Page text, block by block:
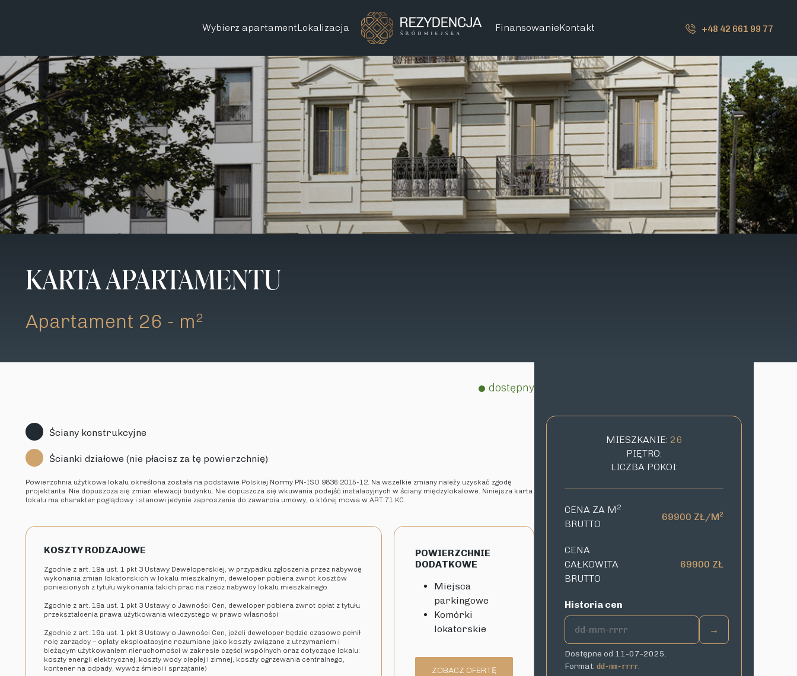
Wybierz apartamentLokalizacja FinansowanieKontakt +48 42 661 99 77
KARTA APARTAMENTU
Apartament 26 - m2
dostępny
Ściany konstrukcyjne
Ścianki działowe (nie płacisz za tę powierzchnię)
Powierzchnia użytkowa lokalu określona została na podstawie Polskiej Normy PN-ISO 9836:2015-12. Na wszelkie zmiany należy uzyskać zgodę
projektanta. Nie dopuszcza się zmian elewacji budynku. Nie dopuszcza się wkuwania podejść instalacyjnych w ściany międzylokalowe. Niniejsza karta
lokalu ma charakter poglądowy i stanowi jedynie zaproszenie do zawarcia umowy, o której mowa w ART 71 KC.
KOSZTY RODZAJOWE
Zgodnie z art. 19a ust. 1 pkt 3 Ustawy Deweloperskiej, w przypadku zgłoszenia przez nabywcę
wykonania zmian lokatorskich w lokalu mieszkalnym, deweloper pobiera zwrot kosztów
poniesionych z tytułu wykonania takich prac na rzecz nabywcy lokalu mieszkalnego
Zgodnie z art. 19a ust. 1 pkt 3 Ustawy o Jawności Cen, deweloper pobiera zwrot opłat z tytułu
przekształcenia prawa użytkowania wieczystego w prawo własności
Zgodnie z art. 19a ust. 1 pkt 3 Ustawy o Jawności Cen, jeżeli deweloper będzie czasowo pełnił
rolę zarządcy – opłaty eksploatacyjne rozumiane jako koszty związane z utrzymaniem i
bieżącym użytkowaniem nieruchomości w zakresie części wspólnych oraz dotyczące lokalu:
koszty energii elektrycznej, koszty wody ciepłej i zimnej, koszty ogrzewania centralnego,
kontener na odpady, wywóz śmieci i sprzątanie)
POWIERZCHNIE
DODATKOWE
Miejsca
parkingowe
Komórki
lokatorskie
ZOBACZ OFERTĘ
MIESZKANIE: 26
PIĘTRO:
LICZBA POKOI:
CENA ZA M 2
BRUTTO
69900 ZŁ/M2
CENA
CAŁKOWITA
BRUTTO
69900 ZŁ
Historia cen
→
Dostępne od 11-07-2025.
Format:dd-mm-rrrr.